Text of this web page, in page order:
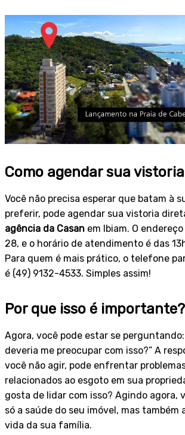
Como agendar sua
Você não precisa esperar que batam à
preferir, pode agendar sua vistoria
agência da Casan em Ibiam. O
28, e o horário de atendimento é das
Para quem é mais prático, o telefone
é (49) 9132-4533. Simples assim!
Por que isso é importante?
Agora, você pode estar se perguntando:
deveria me preocupar com isso?” A
você não agir, pode enfrentar
relacionados ao esgoto em sua
gosta de lidar com isso? Agindo agora,
só a saúde do seu imóvel, mas também
vida da sua família.